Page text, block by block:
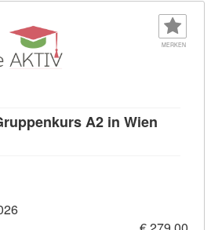
MERKEN
A2 in Wien